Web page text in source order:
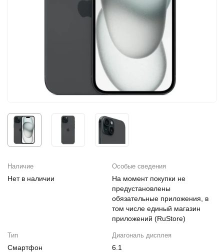
AirTag
HomePod
Наличие
Нет в наличии
Особые сведения
На момент покупки не
предустановлены
обязательные приложения, в
том числе единый магазин
приложений (RuStore)
Тип
Смартфон
Диагональ дисплея
6.1